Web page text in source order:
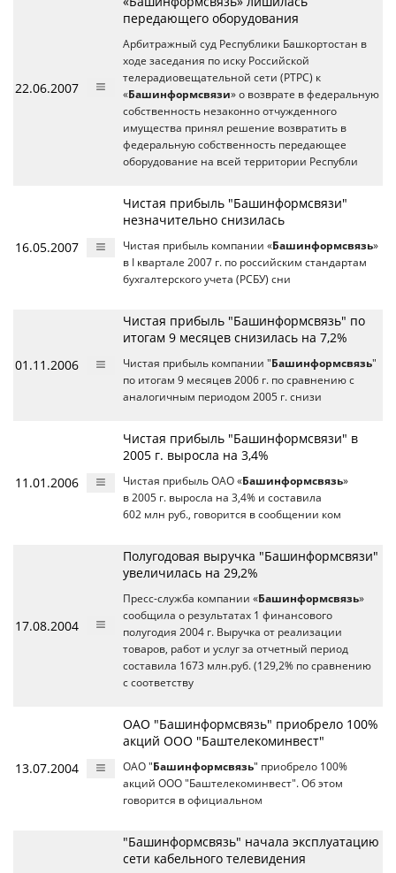
22.06.2007
передающего оборудования
Арбитражный суд Республики Башкортостан в
ходе заседания по иску Российской
телерадиовещательной сети (РТРС) к
«Башинформсвязи» о возврате в федеральную
собственность незаконно отчужденного
имущества принял решение возвратить в
федеральную собственность передающее
оборудование на всей территории Республи
16.05.2007
Чистая прибыль "Башинформсвязи"
незначительно снизилась
Чистая прибыль компании «Башинформсвязь»
в I квартале 2007 г. по российским стандартам
бухгалтерского учета (РСБУ) сни
01.11.2006
Чистая прибыль "Башинформсвязь" по
итогам 9 месяцев снизилась на 7,2%
Чистая прибыль компании "Башинформсвязь"
по итогам 9 месяцев 2006 г. по сравнению с
аналогичным периодом 2005 г. снизи
11.01.2006
Чистая прибыль "Башинформсвязи" в
2005 г. выросла на 3,4%
Чистая прибыль ОАО «Башинформсвязь»
в 2005 г. выросла на 3,4% и составила
602 млн руб., говорится в сообщении ком
17.08.2004
Полугодовая выручка "Башинформсвязи"
увеличилась на 29,2%
Пресс-служба компании «Башинформсвязь»
сообщила о результатах 1 финансового
полугодия 2004 г. Выручка от реализации
товаров, работ и услуг за отчетный период
составила 1673 млн.руб. (129,2% по сравнению
с соответству
13.07.2004
ОАО "Башинформсвязь" приобрело 100%
акций ООО "Баштелекоминвест"
ОАО "Башинформсвязь" приобрело 100%
акций ООО "Баштелекоминвест". Об этом
говорится в официальном
"Башинформсвязь" начала эксплуатацию
сети кабельного телевидения